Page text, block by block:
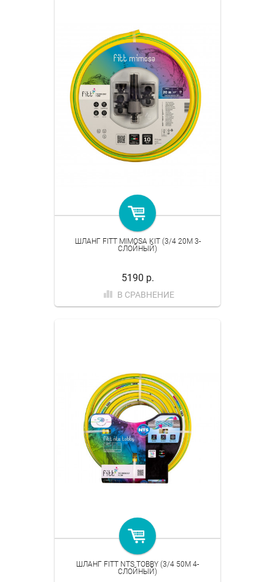
ШЛАНГ FITT MIMOSA KIT (3/4 20M 3-
СЛОЙНЫЙ)
5190 р.
В СРАВНЕНИЕ
ШЛАНГ FITT NTS TOBBY (3/4 50M 4-
СЛОЙНЫЙ)